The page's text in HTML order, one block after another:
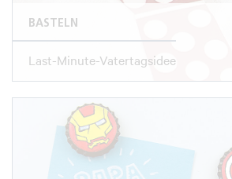
BASTELN
Last-Minute-Vatertagsidee